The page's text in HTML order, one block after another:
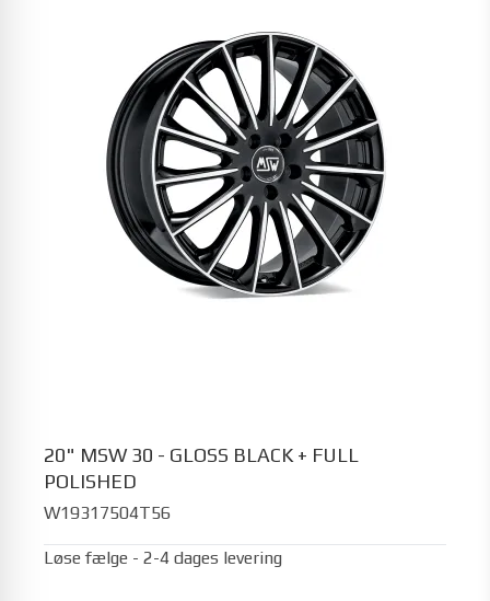
20" MSW 30 - GLOSS BLACK + FULL
POLISHED
W19317504T56
Løse fælge - 2-4 dages levering